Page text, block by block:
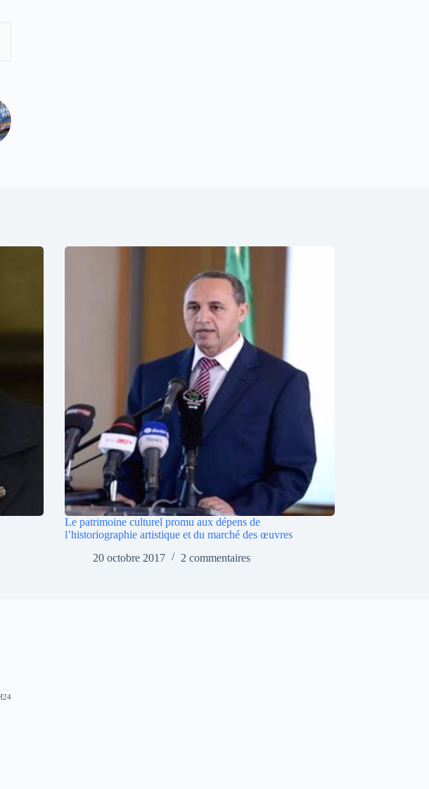
Le patrimoine culturel promu aux dépens de
l’historiographie artistique et du marché des œuvres
20 octobre 2017
2 commentaires